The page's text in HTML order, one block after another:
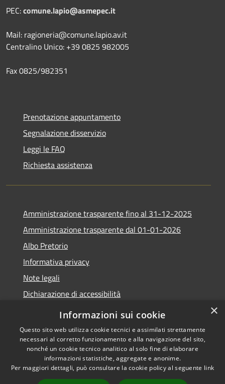
PEC:comune.lapio@asmepec.it
Mail: ragioneria@comune.lapio.av.it
Centralino Unico: +39 0825 982005
Fax 0825/982351
Prenotazione appuntamento
Segnalazione disservizio
Leggi le FAQ
Richiesta assistenza
Amministrazione trasparente fino al 31-12-2025
Amministrazione trasparente dal 01-01-2026
Albo Pretorio
Informativa privacy
Note legali
Dichiarazione di accessibilità
RSS
Accessibilità
Privacy
Copyright © 2026 • Comune di
Lapio • Powered by
Municipium•Accesso
redazione
×
Informazioni sui cookie
Questo sito web utilizza cookie tecnici e assimilati strettamente
necessari al corretto funzionamento e alla navigazione del sito,
nonché un cookie tecnico analitico al solo fine di elaborare
informazioni statistiche, aggregate e anonime.
Per maggiori dettagli, può consultare la cookie policy al seguente link